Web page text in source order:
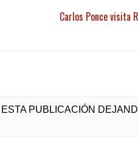
Carlos Ponce visita
PUBLICACIÓN